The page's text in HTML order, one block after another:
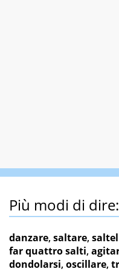
Più modi di dire:
danzare,saltare,
far quattro salti,
dondolarsi,oscillare,